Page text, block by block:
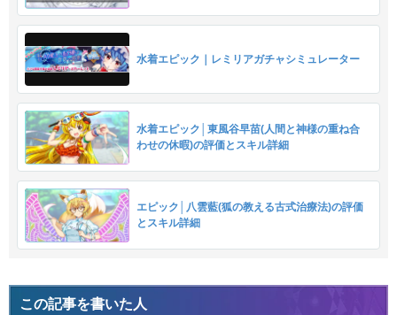
水着エピック｜レミリアガチャシミュレーター
水着エピック│東風谷早苗(人間と神様の重ね合
わせの休暇)の評価とスキル詳細
エピック│八雲藍(狐の教える古式治療法)の評価
とスキル詳細
この記事を書いた人